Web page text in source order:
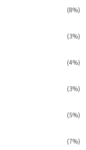
(8%)
(3%)
(4%)
(3%)
(5%)
(7%)